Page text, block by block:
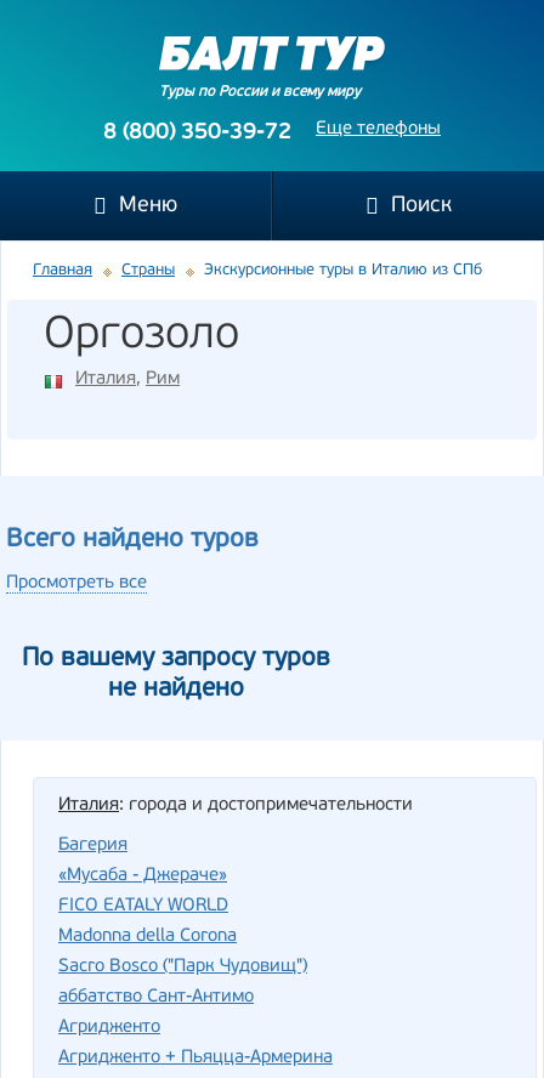
Туры по России и всему миру
Еще телефоны
8 (800) 350-39-72
Меню Поиск
Главная Страны Экскурсионные туры в Италию из СПб
Оргозоло
Италия, Рим
Всего найдено туров
Просмотреть все
По вашему запросу туров
не найдено
Италия: города и достопримечательности
Багерия
«Мусаба - Джераче»
FICO EATALY WORLD
Madonna della Corona
Sacro Bosco ("Парк Чудовищ")
аббатство Сант-Антимо
Агридженто
Агридженто + Пьяцца-Армерина